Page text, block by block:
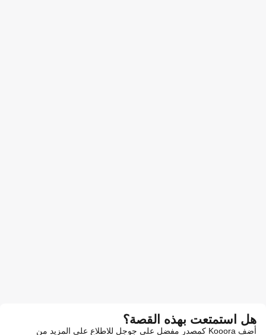
هل استمتعت بهذه القصة؟
أضف Kooora كمصدر مفضل على جوجل للاطلاع على المزيد من